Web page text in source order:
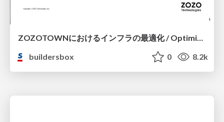
ZOZOTOWNにおけるインフラの最適化 / Optimization of infrastructure in ZOZOTOWN
buildersbox
0 8.2k